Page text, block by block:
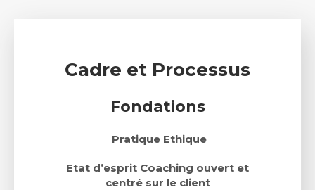
Cadre et Processus
Fondations
Pratique Ethique
Etat d’esprit Coaching ouvert et
centré sur le client